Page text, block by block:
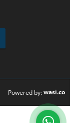
Powered by:wasi.co